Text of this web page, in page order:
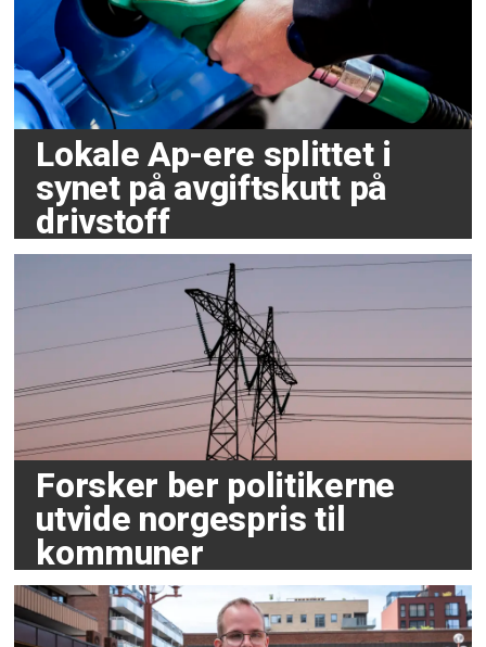
Lokale Ap-ere splittet i
synet på avgiftskutt på
drivstoff
Forsker ber politikerne
utvide norgespris til
kommuner